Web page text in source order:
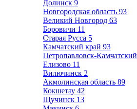
Долинск 9
Новгородская область 93
Великий Новгород 63
Боровичи 11
Старая Русса 5
Камчатский край 93
Петропавловск-Камчатский
Елизово 11
Вилючинск 2
Акмолинская область 89
Кокшетау 42
Щучинск 13